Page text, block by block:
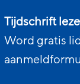
Tijdschrift
Word gratis